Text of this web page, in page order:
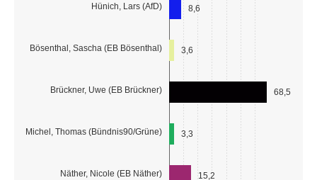
Hünich, Lars (AfD)
Bösenthal, Sascha (EB Bösenthal)
Brückner, Uwe (EB Brückner)
Michel, Thomas (Bündnis90/Grüne)
Näther, Nicole (EB Näther)
8,6
3,6
68,5
3,3
15,2